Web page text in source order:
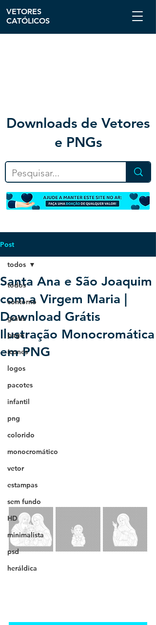
Downloads de Vetores
e PNGs
VETORES
CATÓLICOS
Post
todos
contorno
grátis
pago
ícones
logos
pacotes
infantil
png
colorido
monocromático
vetor
estampas
sem fundo
HD
minimalista
psd
heráldica
todos
Santa Ana e São Joaquim
com a Virgem Maria |
Download Grátis
Ilustração Monocromática
em PNG